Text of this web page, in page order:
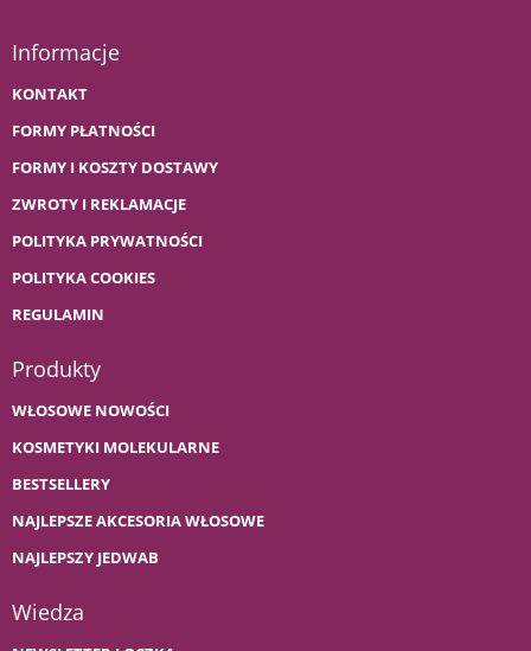
Informacje
KONTAKT
FORMY PŁATNOŚCI
FORMY I KOSZTY DOSTAWY
ZWROTY I REKLAMACJE
POLITYKA PRYWATNOŚCI
POLITYKA COOKIES
REGULAMIN
Produkty
WŁOSOWE NOWOŚCI
KOSMETYKI MOLEKULARNE
BESTSELLERY
NAJLEPSZE AKCESORIA WŁOSOWE
NAJLEPSZY JEDWAB
Wiedza